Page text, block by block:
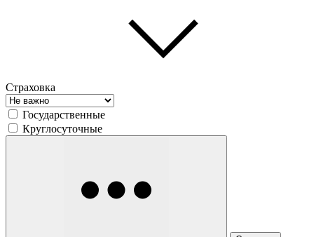
Страховка
Государственные
Круглосуточные